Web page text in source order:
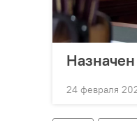
24 февраля